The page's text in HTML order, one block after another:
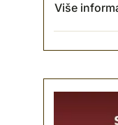
Više